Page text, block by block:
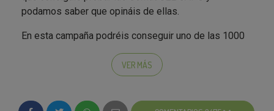
podamos saber que opináis de ellas.
En esta campaña podréis conseguir uno de las 1000
muestras para que las compartáis con vuestros
colaboradores. ¿Estáis preparados? ¡Hoy comienza la
VER MÁS